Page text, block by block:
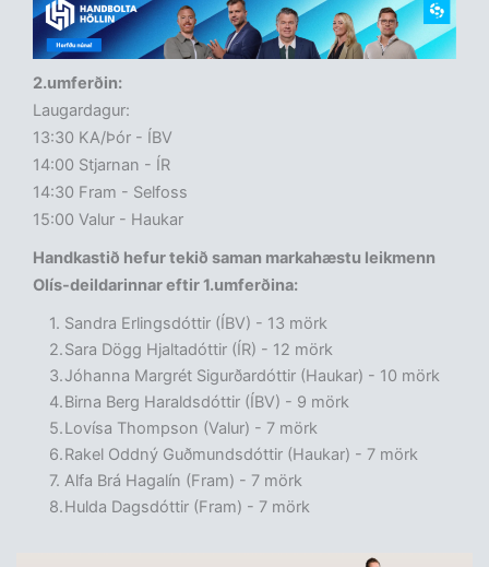
2.umferðin:
Laugardagur:
13:30 KA/Þór - ÍBV
14:00 Stjarnan - ÍR
14:30 Fram - Selfoss
15:00 Valur - Haukar
Handkastið hefur tekið saman markahæstu leikmenn
Olís-deildarinnar eftir 1.umferðina:
Sandra Erlingsdóttir (ÍBV) - 13 mörk
Sara Dögg Hjaltadóttir (ÍR) - 12 mörk
Jóhanna Margrét Sigurðardóttir (Haukar) - 10 mörk
Birna Berg Haraldsdóttir (ÍBV) - 9 mörk
Lovísa Thompson (Valur) - 7 mörk
Rakel Oddný Guðmundsdóttir (Haukar) - 7 mörk
Alfa Brá Hagalín (Fram) - 7 mörk
Hulda Dagsdóttir (Fram) - 7 mörk